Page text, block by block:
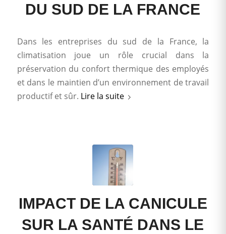
DU SUD DE LA FRANCE
Dans les entreprises du sud de la France, la
climatisation joue un rôle crucial dans la
préservation du confort thermique des employés
et dans le maintien d’un environnement de travail
productif et sûr. Lire la suite
IMPACT DE LA CANICULE
SUR LA SANTÉ DANS LE